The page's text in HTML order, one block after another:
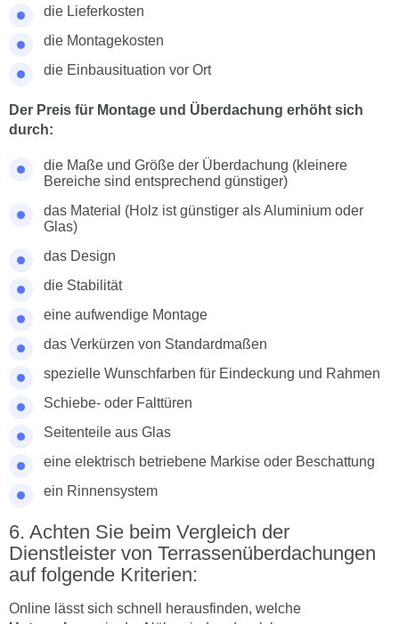
die Lieferkosten
die Montagekosten
die Einbausituation vor Ort
Der Preis für Montage und Überdachung erhöht sich
durch:
die Maße und Größe der Überdachung (kleinere
Bereiche sind entsprechend günstiger)
das Material (Holz ist günstiger als Aluminium oder
Glas)
das Design
die Stabilität
eine aufwendige Montage
das Verkürzen von Standardmaßen
spezielle Wunschfarben für Eindeckung und Rahmen
Schiebe- oder Falttüren
Seitenteile aus Glas
eine elektrisch betriebene Markise oder Beschattung
ein Rinnensystem
Achten Sie beim Vergleich der
Dienstleister von Terrassenüberdachungen
auf folgende Kriterien:
Online lässt sich schnell herausfinden, welche